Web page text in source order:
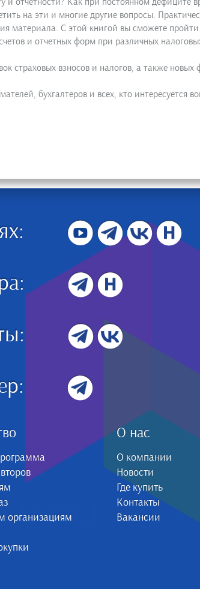
на эти и многие другие вопросы.
материала. С этой книгой вы сможете
и отчетных форм при различных
страховых взносов и налогов, а также
бухгалтеров и всех, кто интересуется
организациям
О нас
О компании
Новости
Где купить
Контакты
Вакансии